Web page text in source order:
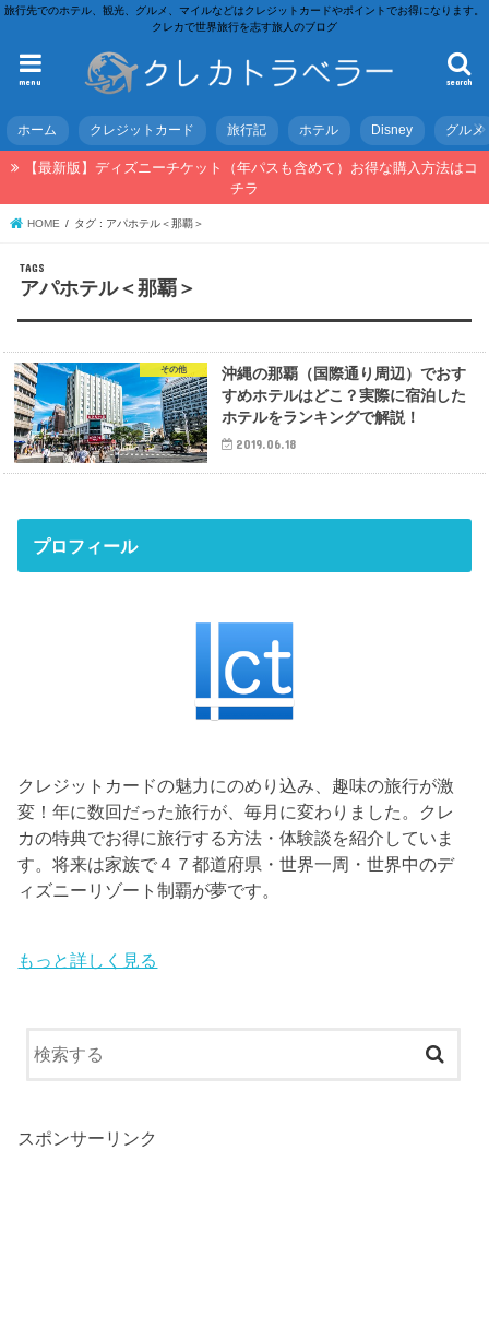
旅行先でのホテル、観光、グルメ、マイルなどはクレジットカードやポイントでお得になります。
クレカで世界旅行を志す旅人のブログ
search
menu
ホーム クレジットカード 旅行記 ホテル Disney グルメ
【最新版】ディズニーチケット（年パスも含めて）お得な購入方法はコ
チラ
HOME タグ : アパホテル＜那覇＞
アパホテル＜那覇＞
その他
沖縄の那覇（国際通り周辺）でおす
すめホテルはどこ？実際に宿泊した
ホテルをランキングで解説！
2019.06.18
プロフィール
クレジットカードの魅力にのめり込み、趣味の旅行が激
変！年に数回だった旅行が、毎月に変わりました。クレ
カの特典でお得に旅行する方法・体験談を紹介していま
す。将来は家族で４７都道府県・世界一周・世界中のデ
ィズニーリゾート制覇が夢です。
もっと詳しく見る
スポンサーリンク